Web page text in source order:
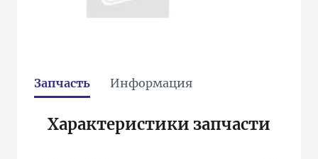
Запчасть Информация
Характеристики запчасти